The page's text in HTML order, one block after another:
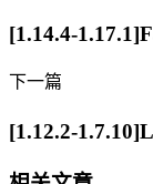
[1.14.4-
下一篇
[1.12.2-